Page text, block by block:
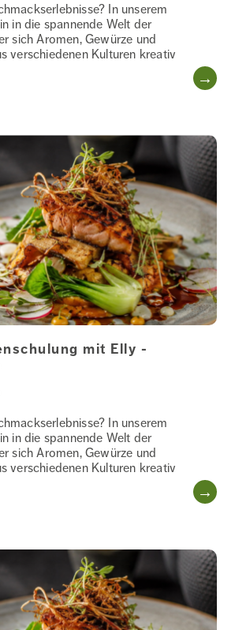
In unserem
in die spannende Welt der
sich Aromen, Gewürze und
verschiedenen Kulturen kreativ
mit Elly -
In unserem
in die spannende Welt der
sich Aromen, Gewürze und
verschiedenen Kulturen kreativ